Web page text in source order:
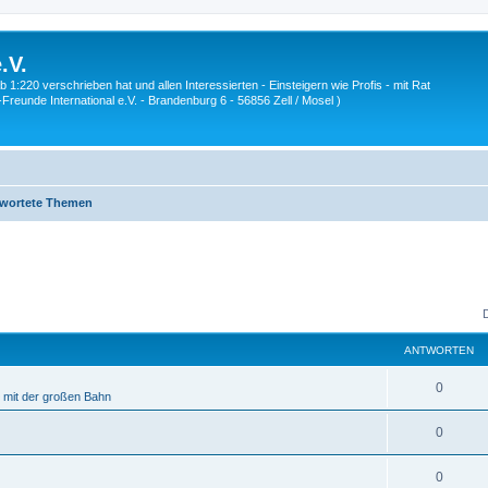
verschrieben hat und allen Interessierten - Einsteigern wie Profis - mit Rat
International e.V. - Brandenburg 6 - 56856 Zell / Mosel )
Themen
ANTWORTEN
der großen Bahn
0A
n
w
0A
n
0A